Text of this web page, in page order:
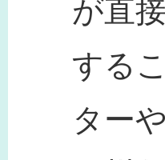
が直
する
ター